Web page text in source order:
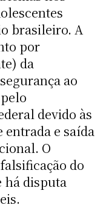
brasileiro. A
por
da
ao
devido às
e saída
O
do
há disputa